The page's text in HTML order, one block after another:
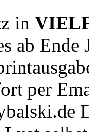
in
ab Ende
per